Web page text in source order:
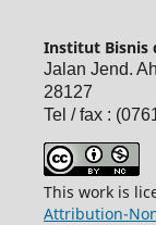
Institut Bisnis
Jalan Jend.
28127
Tel / fax :
This work is
Attribution-